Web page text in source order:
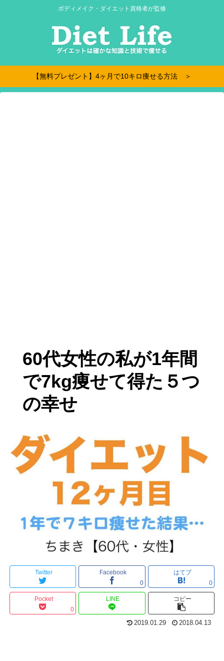
ボディメイク・ダイエット資格者が監修
【無料プレゼント】4ヶ月で10キロ痩せる方法 ＞
60代女性の私が1年間
で7kg痩せて得た５つ
の幸せ
Twitter
Facebook
0
はてブ
0
Pocket
0
LINE コピー
2019.01.29 2018.04.13